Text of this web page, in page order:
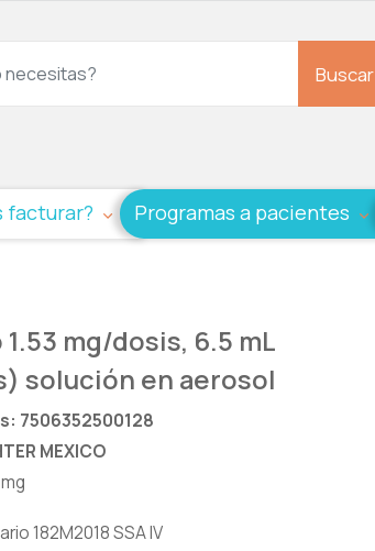
Buscar
facturar? Programas a pacientes
mg/dosis, 6.5 mL
solución en aerosol
7506352500128
MEXICO
182M2018 SSA IV